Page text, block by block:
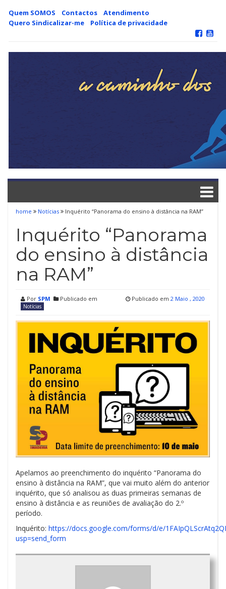
Skip
content
Quem SOMOS Contactos
Atendimento
Quero Sindicalizar-me
Política de privacidade
home Notícias Inquérito “Panorama do ensino à distância na RAM”
Inquérito “Panorama
do ensino à distância
na RAM”
Por SPM Publicado em
Notícias
Publicado em 2 Maio , 2020
Apelamos ao preenchimento do inquérito “Panorama do
ensino à distância na RAM”, que vai muito além do anterior
inquérito, que só analisou as duas primeiras semanas de
ensino à distância e as reuniões de avaliação do 2.º
período.
Inquérito: https://docs.google.com/forms/d/e/
usp=send_form